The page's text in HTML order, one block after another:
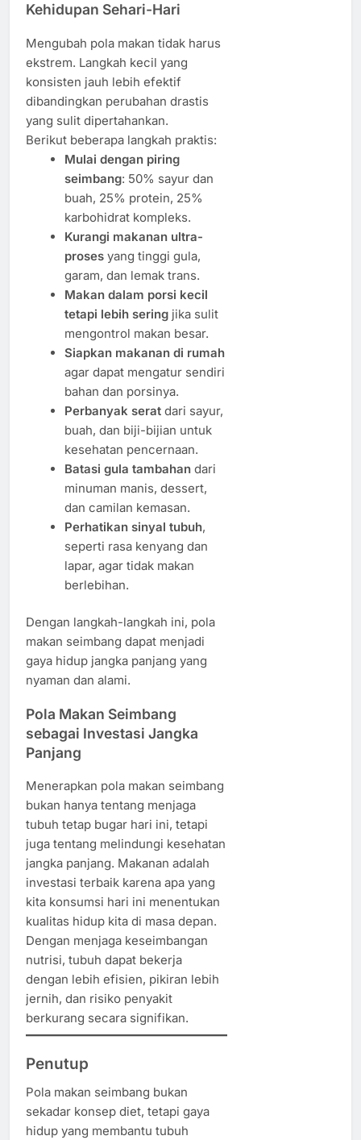
Kehidupan Sehari-Hari
Mengubah pola makan tidak harus
ekstrem. Langkah kecil yang
konsisten jauh lebih efektif
dibandingkan perubahan drastis
yang sulit dipertahankan.
Berikut beberapa langkah praktis:
Mulai dengan piring
seimbang: 50% sayur dan
buah, 25% protein, 25%
karbohidrat kompleks.
Kurangi makanan ultra-
prosesyang tinggi gula,
garam, dan lemak trans.
Makan dalam porsi kecil
tetapi lebih seringjika sulit
mengontrol makan besar.
Siapkan makanan di rumah
agar dapat mengatur sendiri
bahan dan porsinya.
Perbanyak seratdari sayur,
buah, dan biji-bijian untuk
kesehatan pencernaan.
Batasi gula tambahandari
minuman manis, dessert,
dan camilan kemasan.
Perhatikan sinyal tubuh,
seperti rasa kenyang dan
lapar, agar tidak makan
berlebihan.
Dengan langkah-langkah ini, pola
makan seimbang dapat menjadi
gaya hidup jangka panjang yang
nyaman dan alami.
Pola Makan Seimbang
sebagai Investasi Jangka
Panjang
Menerapkan pola makan seimbang
bukan hanya tentang menjaga
tubuh tetap bugar hari ini, tetapi
juga tentang melindungi kesehatan
jangka panjang. Makanan adalah
investasi terbaik karena apa yang
kita konsumsi hari ini menentukan
kualitas hidup kita di masa depan.
Dengan menjaga keseimbangan
nutrisi, tubuh dapat bekerja
dengan lebih efisien, pikiran lebih
jernih, dan risiko penyakit
berkurang secara signifikan.
Penutup
Pola makan seimbang bukan
sekadar konsep diet, tetapi gaya
hidup yang membantu tubuh